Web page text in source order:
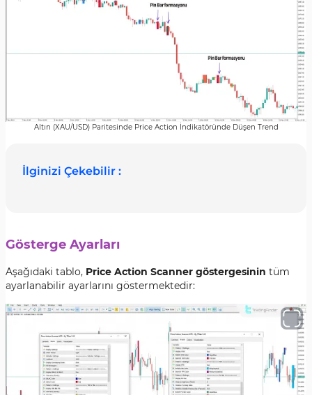
Altın (XAU/USD) Paritesinde Price Action İndikatöründe Düşen Trend
İlginizi Çekebilir :
Gösterge Ayarları
Aşağıdaki tablo, Price Action Scanner göstergesinin tüm
ayarlanabilir ayarlarını göstermektedir: